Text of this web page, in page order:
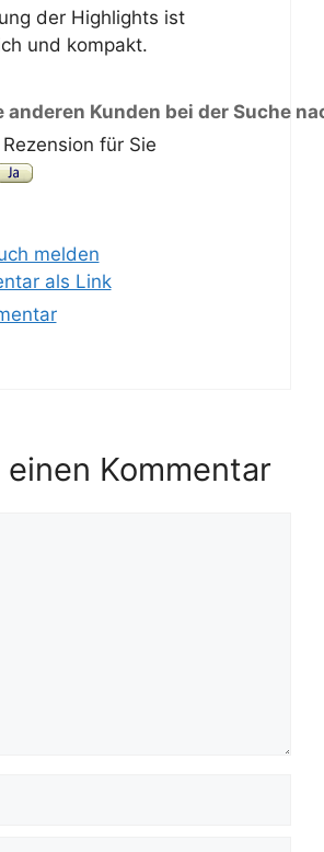
der Highlights ist
und kompakt.
anderen Kunden bei der Suche
für Sie
melden
als Link
Kommentar